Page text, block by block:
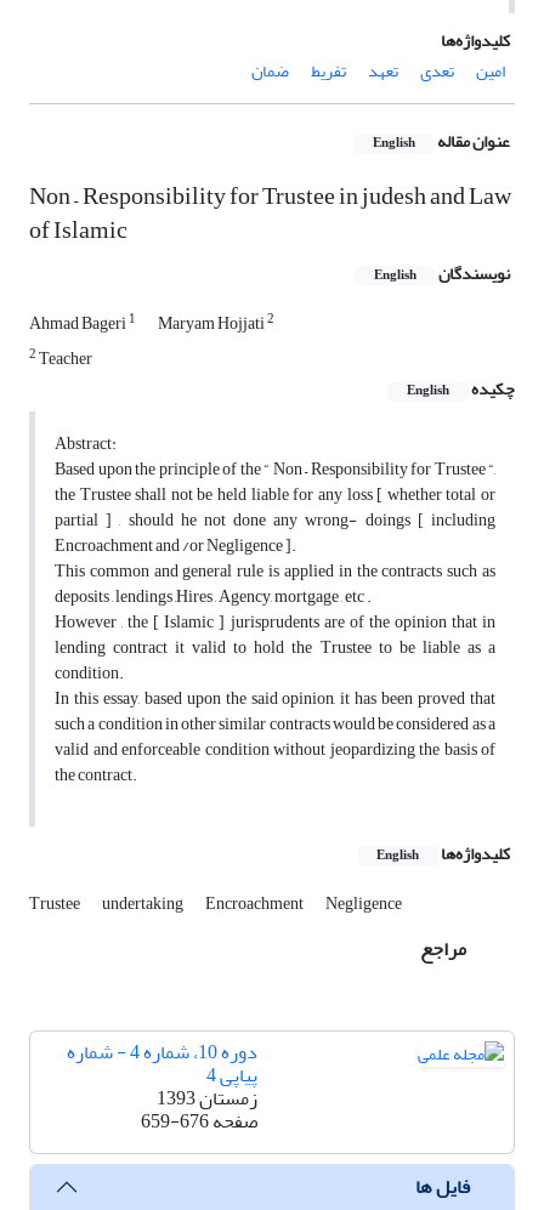
کلیدواژه‌ها
امین
تعدی تعهد تفریط ضمان
عنوان مقاله English
Non – Responsibility for Trustee in judesh and Law
of Islamic
نویسندگان English
Ahmad Bageri1 Maryam Hojjati2
2Teacher
چکیده
English
Abstract:
Based upon the principle of the “ Non – Responsibility for Trustee “,
the Trustee shall not be held liable for any loss [ whether total or
partial ] , should he not done any wrong- doings [ including
Encroachment and /or Negligence ].
This common and general rule is applied in the contracts such as
deposits , lendings ,Hires , Agency, mortgage , etc .
However , the [ Islamic ] jurisprudents are of the opinion that in
lending contract it valid to hold the Trustee to be liable as a
condition.
In this essay, based upon the said opinion, it has been proved that
such a condition in other similar contracts would be considered as a
valid and enforceable condition without jeopardizing the basis of
the contract.
کلیدواژه‌ها English
Trustee undertaking Encroachment Negligence
مراجع
دوره 10، شماره 4 - شماره
پیاپی 4
زمستان 1393
صفحه659-676
فایل ها